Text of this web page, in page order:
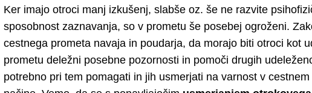
Ker imajo otroci manj izkušenj, slabše oz. še ne razvite
sposobnost zaznavanja, so v prometu še posebej ogroženi.
cestnega prometa navaja in poudarja, da morajo biti otroci kot
prometu deležni posebne pozornosti in pomoči drugih
potrebno pri tem pomagati in jih usmerjati na varnost v